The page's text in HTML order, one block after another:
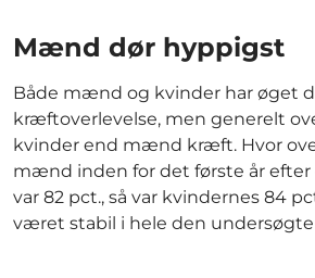
Mænd dør hyppigst
Både mænd og kvinder har øget
kræftoverlevelse, men generelt
kvinder end mænd kræft. Hvor
mænd inden for det første år
var 82 pct., så var kvindernes 84
været stabil i hele den